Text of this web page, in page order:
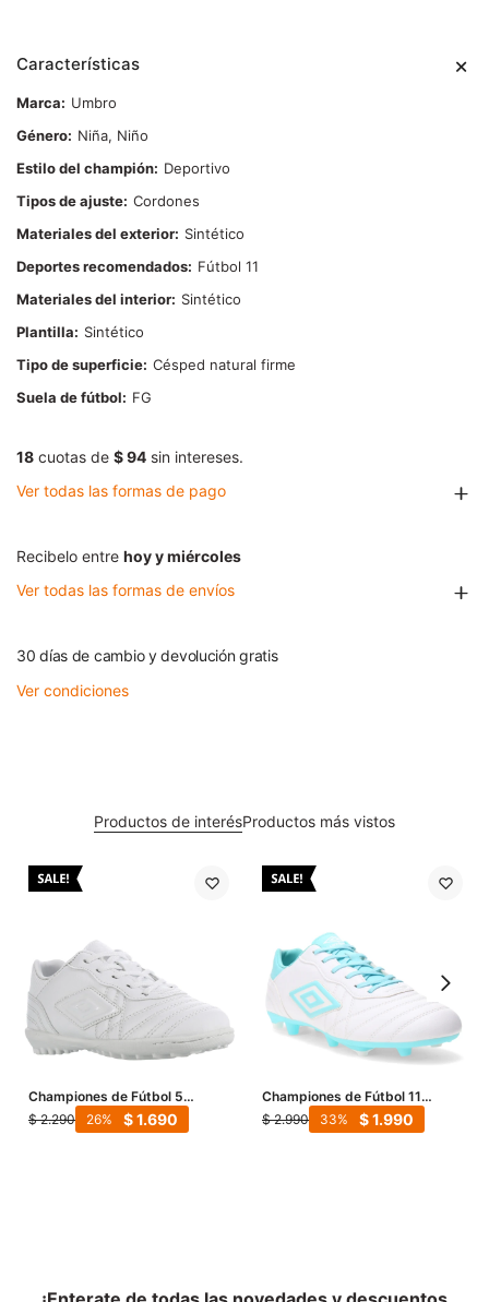
Características
Marca
Umbro
Género
Niña, Niño
Estilo del champión
Deportivo
Tipos de ajuste Cordones
Materiales del exterior
Sintético
Deportes recomendados
Fútbol 11
Materiales del interior
Sintético
Plantilla
Sintético
Tipo de superficie Césped natural firme
Suela de fútbol
FG
18 cuotas de $ 94 sin intereses.
Ver todas las formas de pago
Recibelo entre hoy y miércoles
Ver todas las formas de envíos
30 días de cambio y devolución gratis
Ver condiciones
Productos de interésProductos más vistos
Championes de Fútbol 5
Infantiles Umbro Touch TF -
Blanco - Blanco
$ 2.290 $1.690
26
Championes de Fútbol 11
Hombre Umbro Touch FG -
Blanco - Celeste
$ 2.990 $1.990
33